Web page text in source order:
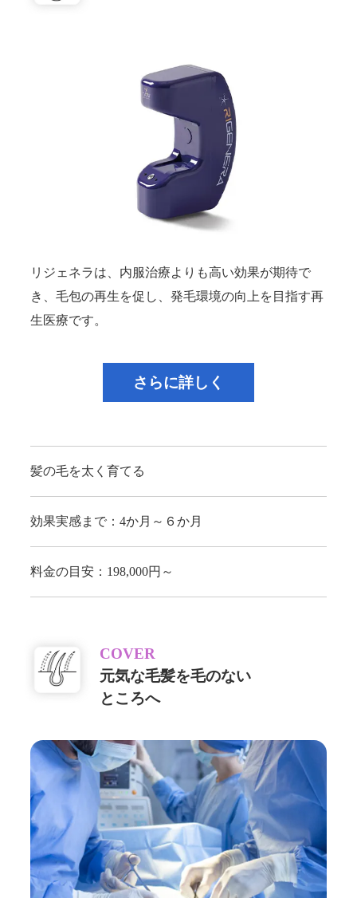
リジェネラは、内服治療よりも高い効果が期待で
き、毛包の再生を促し、発毛環境の向上を目指す再
生医療です。
さらに詳しく
髪の毛を太く育てる
効果実感まで：4か月～６か月
料金の目安：198,000円～
COVER
元気な毛髪を毛のない
ところへ